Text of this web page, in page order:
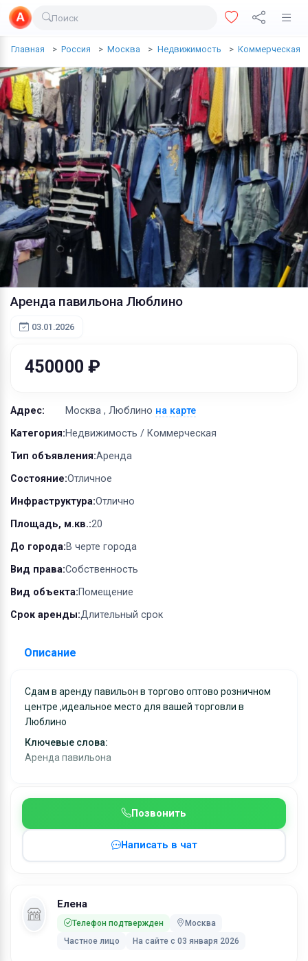
Поиск
Главная Россия Москва Недвижимость Коммерческая
Аренда павильона Люблино
03.01.2026
Позвонить
Написать в чат
Елена
Телефон подтвержден
Москва
Частное лицо
На сайте с 03 января 2026
450000 ₽
Адрес: Москва , Люблино на карте
Категория:Недвижимость / Коммерческая
Тип объявления:Аренда
Состояние:Отличное
Инфраструктура:Отлично
Площадь, м.кв.:20
До города:В черте города
Вид права:Собственность
Вид объекта:Помещение
Срок аренды:Длительный срок
Описание
Сдам в аренду павильон в торгово оптово розничном
центре ,идеальное место для вашей торговли в
Люблино
Ключевые слова:
Аренда павильона
Доставка еды
Транспорт
Недвижимость
Услуги
Личные вещи
Одежда и обувь
Электроника
Все для дома
Хобби и отдых
Животные
Оборудование